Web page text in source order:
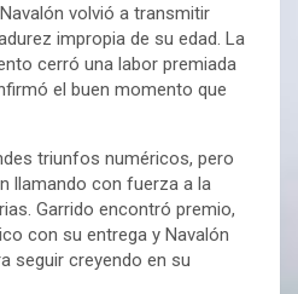
volvió a transmitir
impropia de su edad. La
cerró una labor premiada
el buen momento que
triunfos numéricos, pero
llamando con fuerza a la
Garrido encontró premio,
con su entrega y Navalón
seguir creyendo en su